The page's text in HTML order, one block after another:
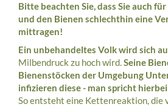
Bitte beachten Sie, dass Sie auch
und den Bienen schlechthin eine
mittragen!
Ein unbehandeltes Volk wird sich
Milbendruck zu hoch wird.Seine
Bienenstöcken der Umgebung
infizieren diese - man spricht
So entsteht eine Kettenreaktion, die